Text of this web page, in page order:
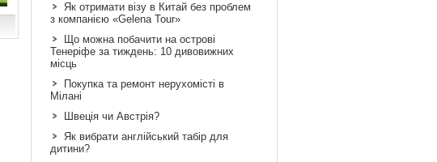
Як отримати візу в Китай без проблем
з компанією «Gelena Tour»
Що можна побачити на острові
Тенеріфе за тиждень: 10 дивовижних
місць
Покупка та ремонт нерухомісті в
Мілані
Швеція чи Австрія?
Як вибрати англійський табір для
дитини?